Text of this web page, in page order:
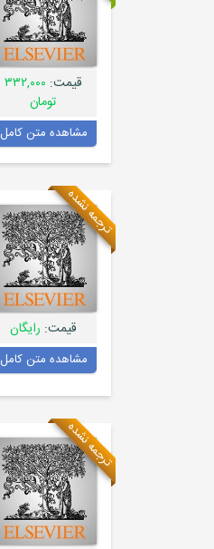
قیمت: ۳۳۲,۰۰۰
تومان
مشاهده متن کامل
ترجمه نشده
قیمت: رایگان
مشاهده متن کامل
ترجمه نشده